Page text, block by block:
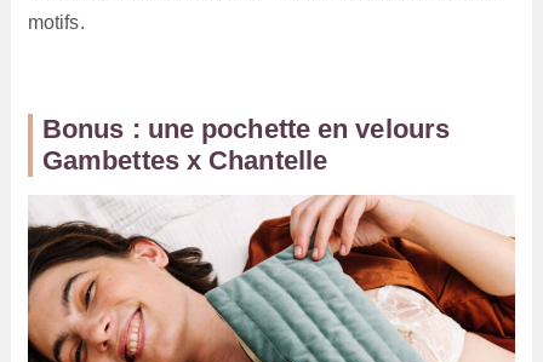
motifs.
Bonus : une pochette en velours
Gambettes x Chantelle